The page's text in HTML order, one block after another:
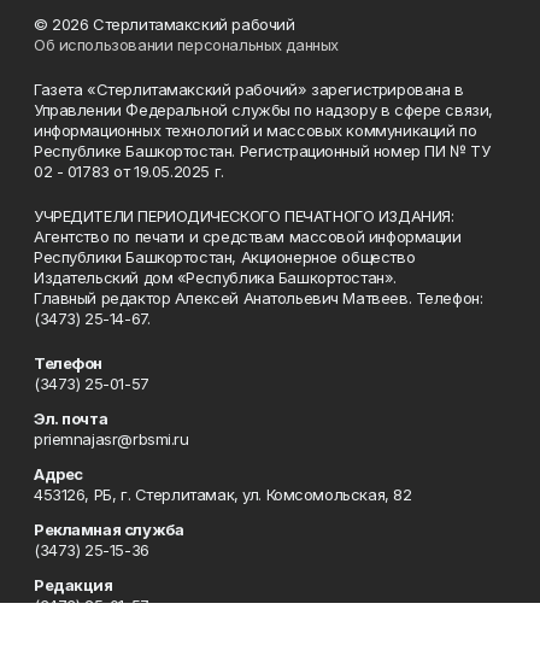
© 2026 Стерлитамакский рабочий
Об использовании персональных данных
Газета «Стерлитамакский рабочий» зарегистрирована в
Управлении Федеральной службы по надзору в сфере связи,
информационных технологий и массовых коммуникаций по
Республике Башкортостан. Регистрационный номер ПИ № ТУ
02 - 01783 от 19.05.2025 г.
УЧРЕДИТЕЛИ ПЕРИОДИЧЕСКОГО ПЕЧАТНОГО ИЗДАНИЯ:
Агентство по печати и средствам массовой информации
Республики Башкортостан, Акционерное общество
Издательский дом «Республика Башкортостан».
Главный редактор Алексей Анатольевич Матвеев. Телефон:
(3473) 25-14-67.
Телефон
(3473) 25-01-57
Эл. почта
priemnajasr@rbsmi.ru
Адрес
453126, РБ, г. Стерлитамак, ул. Комсомольская, 82
Рекламная служба
(3473) 25-15-36
Редакция
(3473) 25-01-57